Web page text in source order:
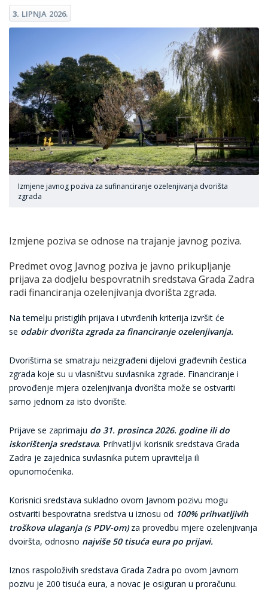
3. LIPNJA 2026.
Izmjene javnog poziva za sufinanciranje ozelenjivanja dvorišta
zgrada
Izmjene poziva se odnose na trajanje javnog poziva.
Predmet ovog Javnog poziva je javno prikupljanje
prijava za dodjelu bespovratnih sredstava Grada Zadra
radi financiranja ozelenjivanja dvorišta zgrada.
Na temelju pristiglih prijava i utvrđenih kriterija izvršit će
se odabir dvorišta zgrada za financiranje ozelenjivanja.
Dvorištima se smatraju neizgrađeni dijelovi građevnih čestica
zgrada koje su u vlasništvu suvlasnika zgrade. Financiranje i
provođenje mjera ozelenjivanja dvorišta može se ostvariti
samo jednom za isto dvorište.
Prijave se zaprimaju do 31. prosinca 2026. godine ili do
iskorištenja sredstava. Prihvatljivi korisnik sredstava Grada
Zadra je zajednica suvlasnika putem upravitelja ili
opunomoćenika.
Korisnici sredstava sukladno ovom Javnom pozivu mogu
ostvariti bespovratna sredstva u iznosu od 100% prihvatljivih
troškova ulaganja (s PDV-om)za provedbu mjere ozelenjivanja
dvoiršta, odnosno najviše 50 tisuća eura po prijavi.
Iznos raspoloživih sredstava Grada Zadra po ovom Javnom
pozivu je 200 tisuća eura, a novac je osiguran u proračunu.